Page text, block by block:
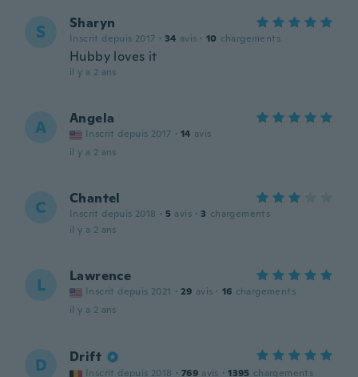
S Sharyn
Inscrit depuis 2017 · 34 avis · 10 chargements
Hubby loves it
il y a 2 ans
A Angela
Inscrit depuis 2017 · 14 avis
il y a 2 ans
C Chantel
Inscrit depuis 2018 · 5 avis · 3 chargements
il y a 2 ans
L Lawrence
Inscrit depuis 2021 · 29 avis · 16 chargements
il y a 2 ans
D Drift
Inscrit depuis 2018 · 769 avis · 1395 chargements